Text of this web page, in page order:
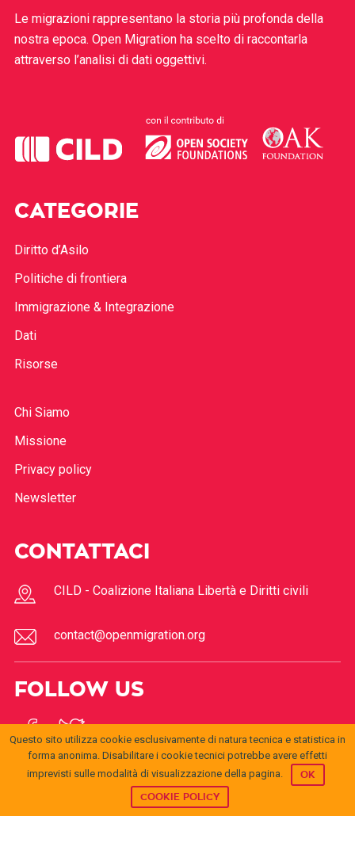
Le migrazioni rappresentano la storia più profonda della
nostra epoca. Open Migration ha scelto di raccontarla
attraverso l’analisi di dati oggettivi.
CATEGORIE
Diritto d’Asilo
Politiche di frontiera
Immigrazione & Integrazione
Dati
Risorse
Chi Siamo
Missione
Privacy policy
Newsletter
CONTATTACI
CILD - Coalizione Italiana Libertà e Diritti civili
contact@openmigration.org
FOLLOW US
openmigration.orgbyCILDis licensed under aCreative
© 2017Open
Questo sito utilizza cookie esclusivamente di natura tecnica e statistica in
forma anonima. Disabilitare i cookie tecnici potrebbe avere effetti
imprevisti sulle modalità di visualizzazione della pagina.
OK
COOKIE POLICY